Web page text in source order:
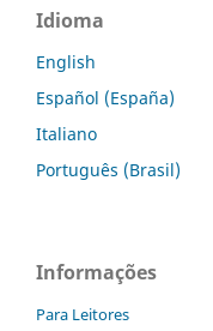
Idioma
English
Español (España)
Italiano
Português (Brasil)
Informações
Para Leitores